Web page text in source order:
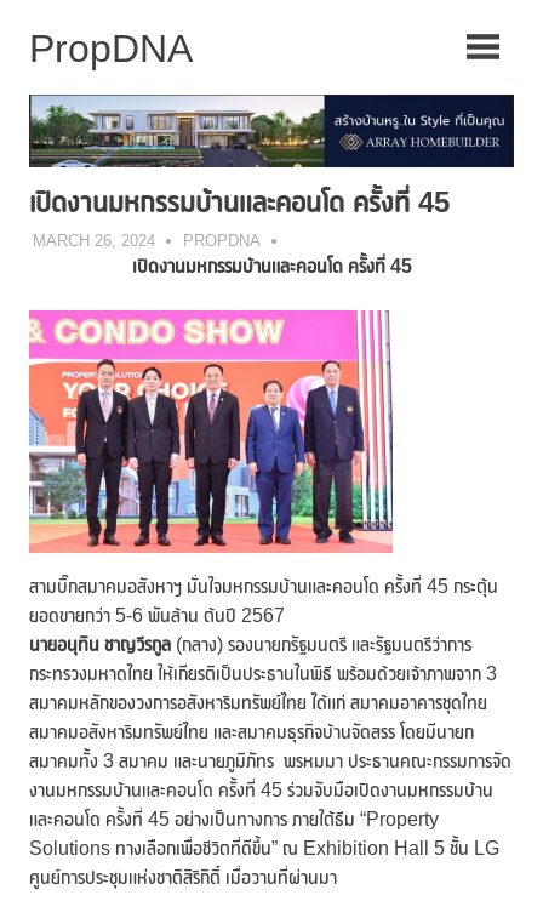
เปิดงานมหกรรมบ้านและคอนโด ครั้งที่ 45
MARCH 26, 2024 PROPDNA
เปิดงานมหกรรมบ้านและคอนโด ครั้งที่ 45
สามบิ๊กสมาคมอสังหาฯ มั่นใจมหกรรมบ้านและคอนโด ครั้งที่ 45 กระตุ้น
ยอดขายกว่า 5-6 พันล้าน ต้นปี 2567
นายอนุทิน ชาญวีรกูล (กลาง) รองนายกรัฐมนตรี และรัฐมนตรีว่าการ
กระทรวงมหาดไทย ให้เกียรติเป็นประธานในพิธี พร้อมด้วยเจ้าภาพจาก 3
สมาคมหลักของวงการอสังหาริมทรัพย์ไทย ได้แก่ สมาคมอาคารชุดไทย
สมาคมอสังหาริมทรัพย์ไทย และสมาคมธุรกิจบ้านจัดสรร โดยมีนายก
สมาคมทั้ง 3 สมาคม และนายภูมิภัทร พรหมมา ประธานคณะกรรมการจัด
งานมหกรรมบ้านและคอนโด ครั้งที่ 45 ร่วมจับมือเปิดงานมหกรรมบ้าน
และคอนโด ครั้งที่ 45 อย่างเป็นทางการ ภายใต้ธีม “Property
Solutions ทางเลือกเพื่อชีวิตที่ดีขึ้น” ณ Exhibition Hall 5 ชั้น LG
ศูนย์การประชุมแห่งชาติสิริกิติ์ เมื่อวานที่ผ่านมา